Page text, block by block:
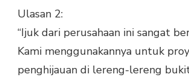
Ulasan 2:
“Ijuk dari perusahaan ini sangat
Kami menggunakannya untuk
penghijauan di lereng-lereng